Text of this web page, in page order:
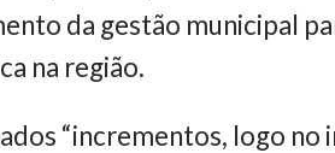
da gestão municipal
na região.
“incrementos, logo no